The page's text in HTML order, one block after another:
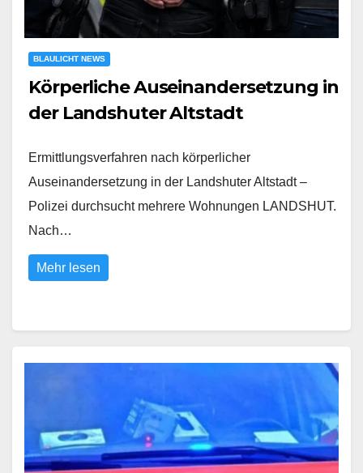
BLAULICHT NEWS
Körperliche Auseinandersetzung in
der Landshuter Altstadt
Ermittlungsverfahren nach körperlicher
Auseinandersetzung in der Landshuter Altstadt –
Polizei durchsucht mehrere Wohnungen LANDSHUT.
Nach…
Mehr lesen